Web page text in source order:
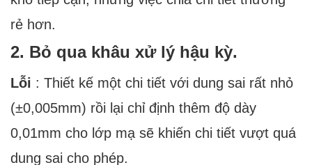
rẻ hơn.
2. Bỏ qua khâu xử lý hậu kỳ.
Lỗi : Thiết kế một chi tiết với dung sai rất nhỏ
(±0,005mm) rồi lại chỉ định thêm độ dày
0,01mm cho lớp mạ sẽ khiến chi tiết vượt quá
dung sai cho phép.